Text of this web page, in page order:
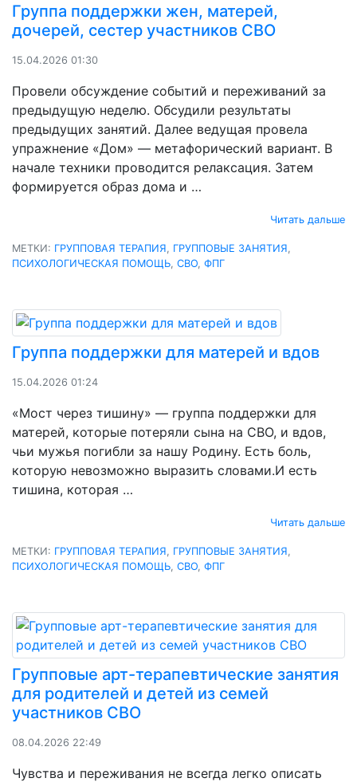
Группа поддержки жен, матерей,
дочерей, сестер участников СВО
15.04.2026 01:30
Провели обсуждение событий и переживаний за
предыдущую неделю. Обсудили результаты
предыдущих занятий. Далее ведущая провела
упражнение «Дом» — метафорический вариант. В
начале техники проводится релаксация. Затем
формируется образ дома и …
Читать дальше
МЕТКИ: ГРУППОВАЯ ТЕРАПИЯ, ГРУППОВЫЕ ЗАНЯТИЯ,
ПСИХОЛОГИЧЕСКАЯ ПОМОЩЬ, СВО, ФПГ
Группа поддержки для матерей и вдов
15.04.2026 01:24
«Мост через тишину» — группа поддержки для
матерей, которые потеряли сына на СВО, и вдов,
чьи мужья погибли за нашу Родину. Есть боль,
которую невозможно выразить словами.И есть
тишина, которая …
Читать дальше
МЕТКИ: ГРУППОВАЯ ТЕРАПИЯ, ГРУППОВЫЕ ЗАНЯТИЯ,
ПСИХОЛОГИЧЕСКАЯ ПОМОЩЬ, СВО, ФПГ
Групповые арт-терапевтические занятия
для родителей и детей из семей
участников СВО
08.04.2026 22:49
Чувства и переживания не всегда легко описать